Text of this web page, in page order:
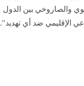
والصاروخي بين الدول
الإقليمي ضد أي تهديد".